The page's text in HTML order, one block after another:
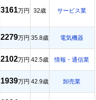
3161万円 32歳 サービス業
2279万円 35.8歳 電気機器
2102万円 42.5歳 情報・通信業
1939万円 42.9歳 卸売業